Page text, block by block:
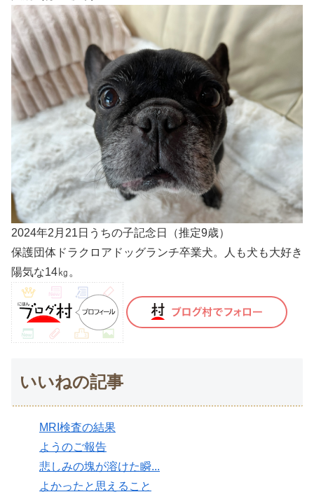
2024年2月21日うちの子記念日（推定9歳）
保護団体ドラクロアドッグランチ卒業犬。人も犬も大好き
陽気な14㎏。
いいねの記事
MRI検査の結果
ようのご報告
悲しみの塊が溶けた瞬...
よかったと思えること